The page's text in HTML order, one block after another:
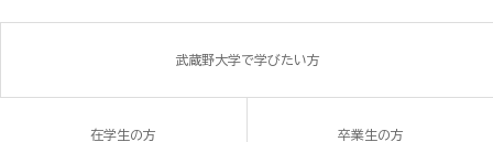
武蔵野大学で学びたい方
在学生の方 卒業生の方